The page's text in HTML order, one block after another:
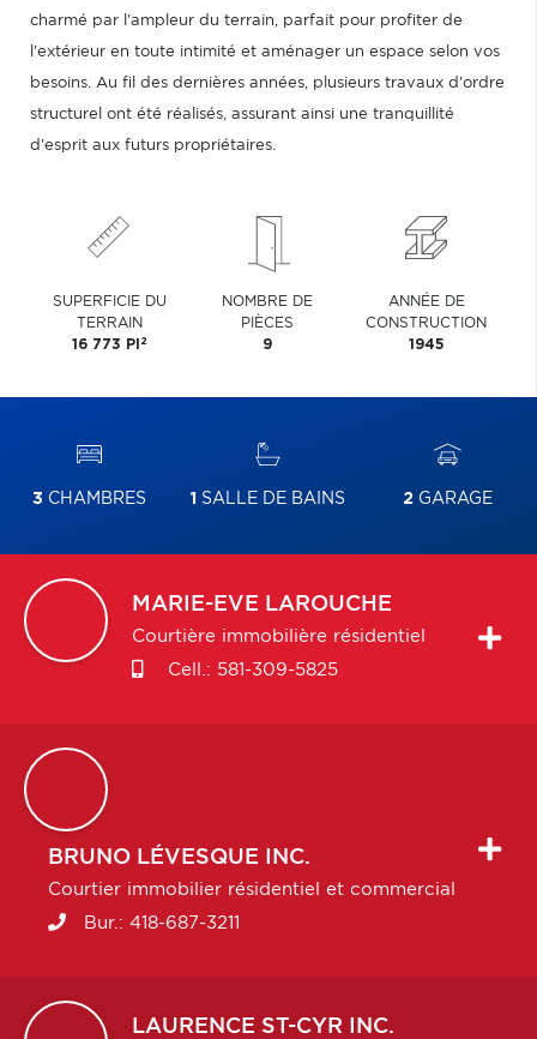
charmé par l'ampleur du terrain, parfait pour profiter de
l'extérieur en toute intimité et aménager un espace selon vos
besoins. Au fil des dernières années, plusieurs travaux d'ordre
structurel ont été réalisés, assurant ainsi une tranquillité
d'esprit aux futurs propriétaires.
SUPERFICIE DU
TERRAIN
16 773 PI 2
NOMBRE DE
PIÈCES
9
ANNÉE DE
CONSTRUCTION
1945
3 CHAMBRES 1 SALLE DE BAINS 2GARAGE
MARIE-EVE LAROUCHE
Courtière immobilière résidentiel
Cell.: 581-309-5825
BRUNO LÉVESQUE INC.
Courtier immobilier résidentiel et commercial
Bur.: 418-687-3211
LAURENCE ST-CYR INC.